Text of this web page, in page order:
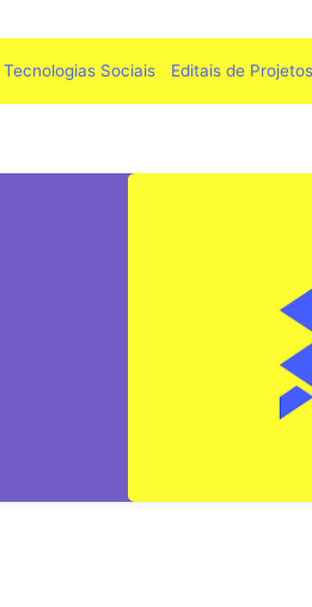
Tecnologias Sociais Editais de Projetos